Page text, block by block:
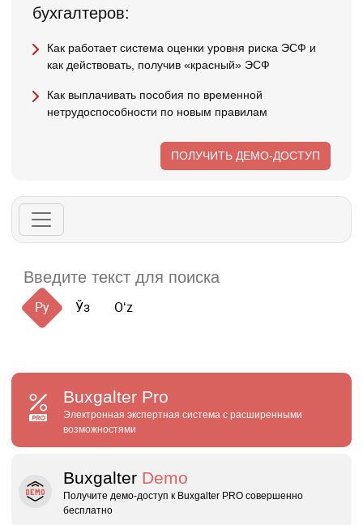
бухгалтеров:
Как работает система оценки уровня риска ЭСФ и
как действовать, получив «красный» ЭСФ
Как выплачивать пособия по временной
нетрудоспособности по новым правилам
ПОЛУЧИТЬ ДЕМО-ДОСТУП
Ру Ўз Oʻz
Buxgalter Pro
Электронная экспертная система с расширенными
возможностями
Buxgalter Demo
Получите демо‑доступ к Buxgalter PRO совершенно
бесплатно